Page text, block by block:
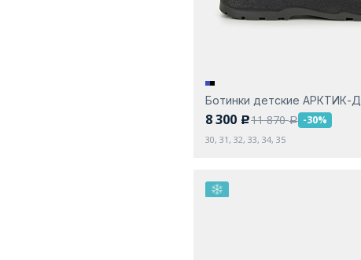
Ботинки детские АРКТИК-Д
8 300 c11 870a -30%
30, 31, 32, 33, 34, 35